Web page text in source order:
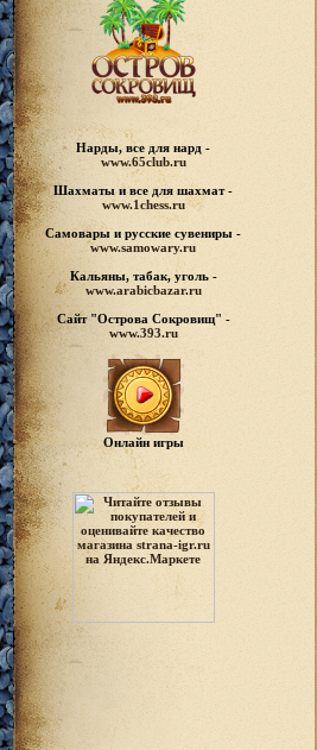
Нарды, все для нард -
www.65club.ru
Шахматыи все для шахмат -
www.1chess.ru
Самовары и русские сувениры -
www.samowary.ru
Кальяны, табак, уголь -
www.arabicbazar.ru
Сайт "Острова Сокровищ" -
www.393.ru
Онлайн игры